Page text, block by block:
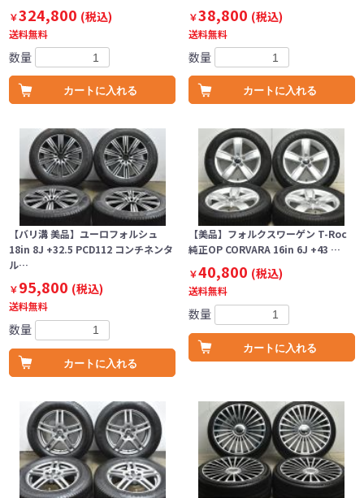
￥324,800 (税込)
送料無料
数量
カートに入れる
￥38,800 (税込)
送料無料
数量
カートに入れる
【バリ溝 美品】ユーロフォルシュ
18in 8J +32.5 PCD112 コンチネンタ
ル…
￥95,800 (税込)
送料無料
数量
カートに入れる
【美品】フォルクスワーゲン T-Roc
純正OP CORVARA 16in 6J +43 …
￥40,800 (税込)
送料無料
数量
カートに入れる